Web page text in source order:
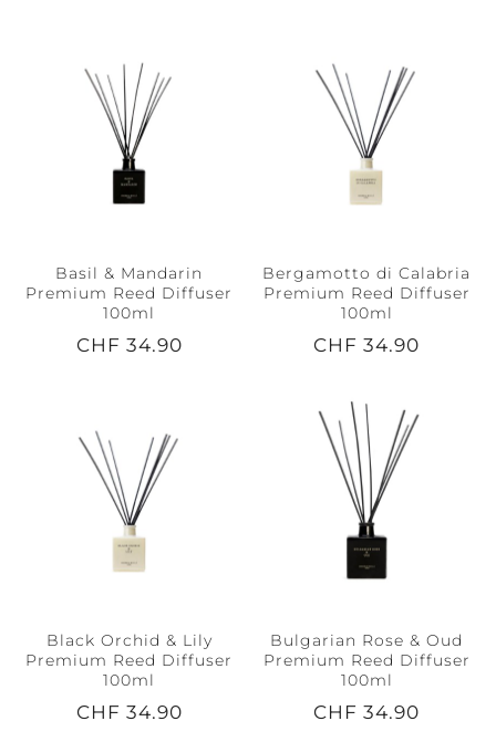
Basil & Mandarin
Premium Reed Diffuser
100ml
CHF 34.90
Bergamotto di Calabria
Premium Reed Diffuser
100ml
CHF 34.90
Black Orchid & Lily
Premium Reed Diffuser
100ml
CHF 34.90
Bulgarian Rose & Oud
Premium Reed Diffuser
100ml
CHF 34.90